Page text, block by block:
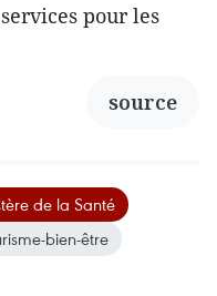
pour les
source
de la Santé
bien-être